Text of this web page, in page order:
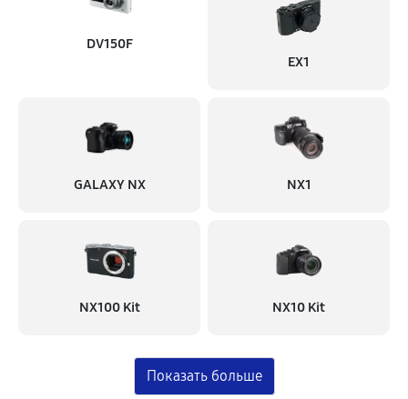
DV150F
EX1
GALAXY NX NX1
NX100 Kit NX10 Kit